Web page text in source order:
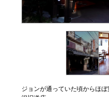
ジョンが通っていた頃からほ